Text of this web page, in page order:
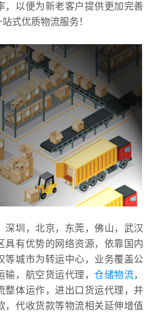
，以便为新老客户提供更加完善
式优质物流服务！
深圳，北京，东莞，佛山，武汉
具有优势的网络资源，依靠国内
等城市为转运中心，业务覆盖公
输，航空货运代理，仓储物流，
整体运作，进出口货运代理，并
，代收货款等物流相关延伸增值